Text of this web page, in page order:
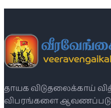
தாயக விடுதலைக்காய்
விபரங்களை